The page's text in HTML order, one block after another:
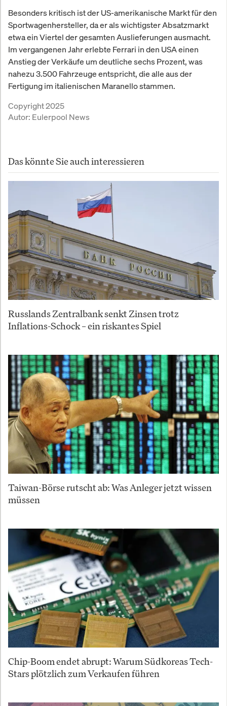
Besonders kritisch ist der US-amerikanische Markt für den
Sportwagenhersteller, da er als wichtigster Absatzmarkt
etwa ein Viertel der gesamten Auslieferungen ausmacht.
Im vergangenen Jahr erlebte Ferrari in den USA einen
Anstieg der Verkäufe um deutliche sechs Prozent, was
nahezu 3.500 Fahrzeuge entspricht, die alle aus der
Fertigung im italienischen Maranello stammen.
Copyright 2025
Autor: Eulerpool News
Das könnte Sie auch interessieren
Russlands Zentralbank senkt Zinsen trotz
Inflations-Schock – ein riskantes Spiel
Taiwan-Börse rutscht ab: Was Anleger jetzt wissen
müssen
Chip-Boom endet abrupt: Warum Südkoreas Tech-
Stars plötzlich zum Verkaufen führen